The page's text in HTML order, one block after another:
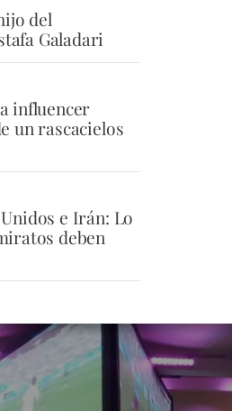
del
Galadari
influencer
un rascacielos
e Irán: Lo
deben